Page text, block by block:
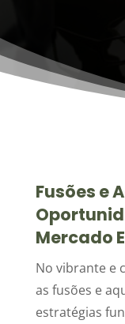
Fusões e
Mercado
No vibrante e
as fusões e
estratégias